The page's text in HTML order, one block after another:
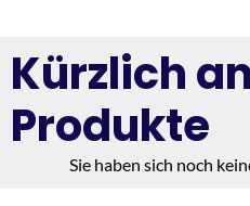
Kürzlich
Produkte
Sie haben sich noch